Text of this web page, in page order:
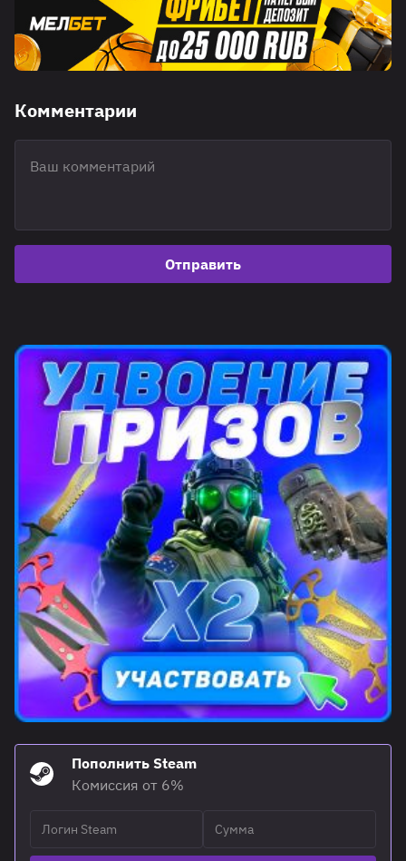
Комментарии
Отправить
Пополнить Steam
Комиссия от 6%